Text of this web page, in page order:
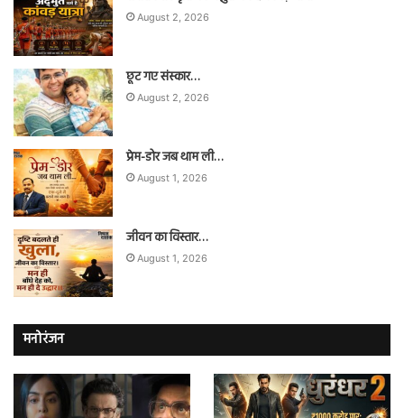
August 2, 2026
छूट गए संस्कार…
August 2, 2026
प्रेम-डोर जब थाम ली…
August 1, 2026
जीवन का विस्तार…
August 1, 2026
मनोरंजन